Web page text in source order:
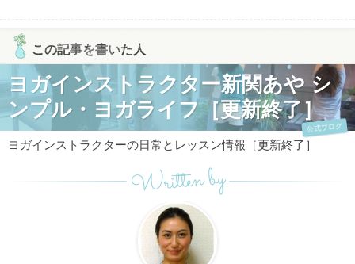
この記事を書いた人
ヨガインストラクター新関あや シ
ンプル・ヨガライフ［更新終了］
公式ブログ
ヨガインストラクターの日常とレッスン情報［更新終了］
Written by